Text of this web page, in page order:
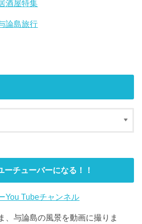
酒屋特集
論島旅行
ーチューバーになる！！
You Tubeチャンネル
、与論島の風景を動画に撮りま